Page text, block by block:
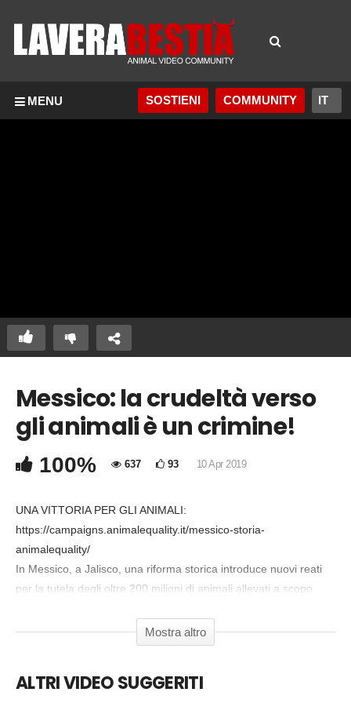
MENU SOSTIENI COMMUNITY
COMMENTA
Copia Codice Embed
Messico: la crudeltà verso
gli animali è un crimine!
100% 637 93 10 Apr 2019
UNA VITTORIA PER GLI ANIMALI:
https://campaigns.animalequality.it/messico-storia-
animalequality/
In Messico, a Jalisco, una riforma storica introduce nuovi reati
per la tutela degli oltre 200 milioni di animali allevati a scopo
grazie alla pressione politica di Animal Equality e alle 31
investigazioni condotte nel paese dove sono state documentate
– – – – – – – – – – – – – – – – – – – – – – – –
Mostra altro
ALTRI VIDEO SUGGERITI